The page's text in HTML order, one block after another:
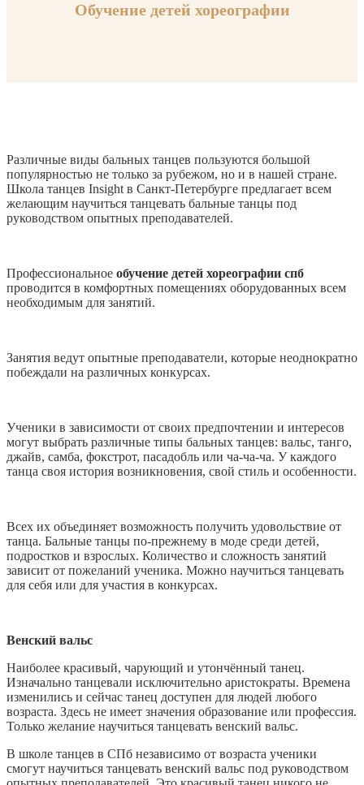
Обучение детей хореографии
Различные виды бальных танцев пользуются большой
популярностью не только за рубежом, но и в нашей стране.
Школа танцев Insight в Санкт-Петербурге предлагает всем
желающим научиться танцевать бальные танцы под
руководством опытных преподавателей.
Профессиональное обучение детей хореографии спб
проводится в комфортных помещениях оборудованных всем
необходимым для занятий.
Занятия ведут опытные преподаватели, которые неоднократно
побеждали на различных конкурсах.
Ученики в зависимости от своих предпочтении и интересов
могут выбрать различные типы бальных танцев: вальс, танго,
джайв, самба, фокстрот, пасадобль или ча-ча-ча. У каждого
танца своя история возникновения, свой стиль и особенности.
Всех их объединяет возможность получить удовольствие от
танца. Бальные танцы по-прежнему в моде среди детей,
подростков и взрослых. Количество и сложность занятий
зависит от пожеланий ученика. Можно научиться танцевать
для себя или для участия в конкурсах.
Венский вальс
Наиболее красивый, чарующий и утончённый танец.
Изначально танцевали исключительно аристократы. Времена
изменились и сейчас танец доступен для людей любого
возраста. Здесь не имеет значения образование или профессия.
Только желание научиться танцевать венский вальс.
В школе танцев в СПб независимо от возраста ученики
смогут научиться танцевать венский вальс под руководством